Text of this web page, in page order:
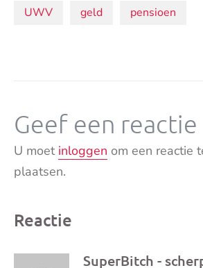
Onderwerpen:
UWV geld pensioen
Geef een reactie
U moet inloggen om een reactie
plaatsen.
Reactie
SuperBitch -